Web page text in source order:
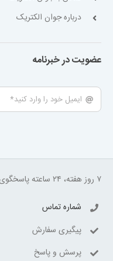
درباره جوان الکتریک
عضویت در خبرنامه
۷ روز هفته، ۲۴ ساعته پاسخگوی شما هستیم.
شماره تماس
پیگیری سفارش
پرسش و پاسخ